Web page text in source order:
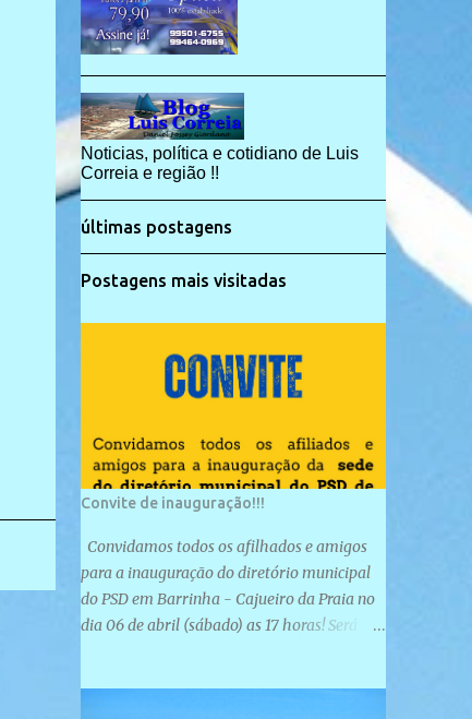
Noticias, política e cotidiano de Luis
Correia e região !!
últimas postagens
Postagens mais visitadas
Convite de inauguração!!!
Convidamos todos os afilhados e amigos
para a inauguração do diretório municipal
do PSD em Barrinha - Cajueiro da Praia no
dia 06 de abril (sábado) as 17 horas! Será